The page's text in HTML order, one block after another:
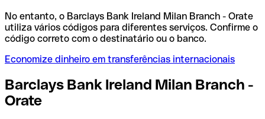
No entanto, o Barclays Bank Ireland Milan Branch - Orate
utiliza vários códigos para diferentes serviços. Confirme o
código correto com o destinatário ou o banco.
Economize dinheiro em transferências internacionais
Barclays Bank Ireland Milan Branch -
Orate